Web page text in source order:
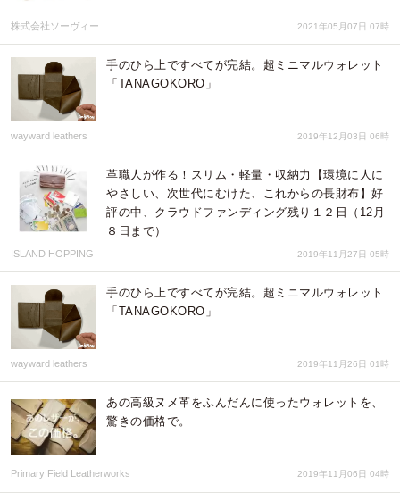
株式会社ソーヴィー 2021年05月07日 07時
手のひら上ですべてが完結。超ミニマルウォレット
「TANAGOKORO」
wayward leathers 2019年12月03日 06時
革職人が作る！スリム・軽量・収納力【環境に人に
やさしい、次世代にむけた、これからの長財布】好
評の中、クラウドファンディング残り１２日（12月
８日まで）
ISLAND HOPPING 2019年11月27日 05時
手のひら上ですべてが完結。超ミニマルウォレット
「TANAGOKORO」
wayward leathers 2019年11月26日 01時
あの高級ヌメ革をふんだんに使ったウォレットを、
驚きの価格で。
Primary Field Leatherworks 2019年11月06日 04時